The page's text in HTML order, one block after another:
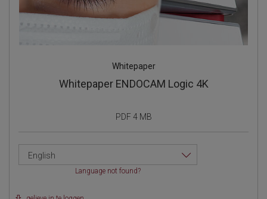
Whitepaper
Whitepaper ENDOCAM Logic 4K
PDF 4 MB
English
Language not found?